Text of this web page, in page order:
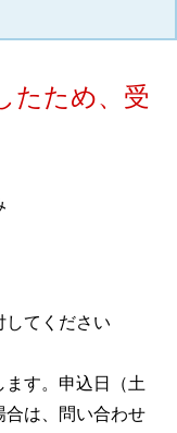
たため、受
てください
す。申込日（土
合は、問い合わせ